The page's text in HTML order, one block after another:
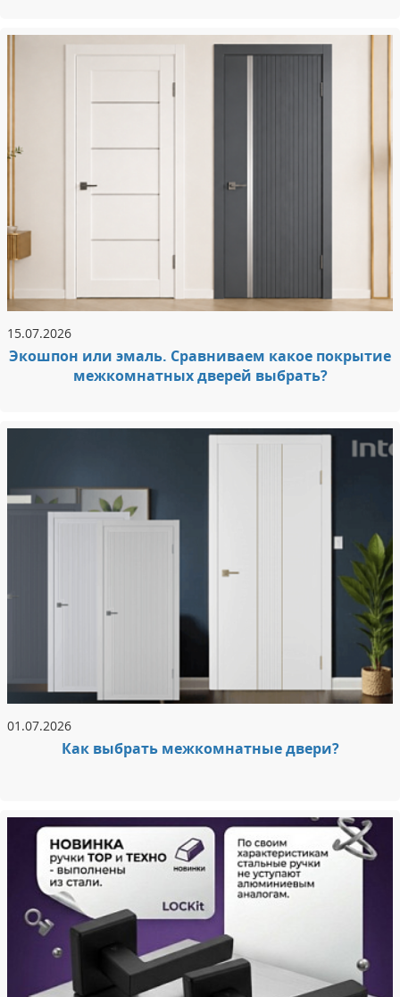
15.07.2026
Экошпон или эмаль. Сравниваем какое покрытие
межкомнатных дверей выбрать?
01.07.2026
Как выбрать межкомнатные двери?